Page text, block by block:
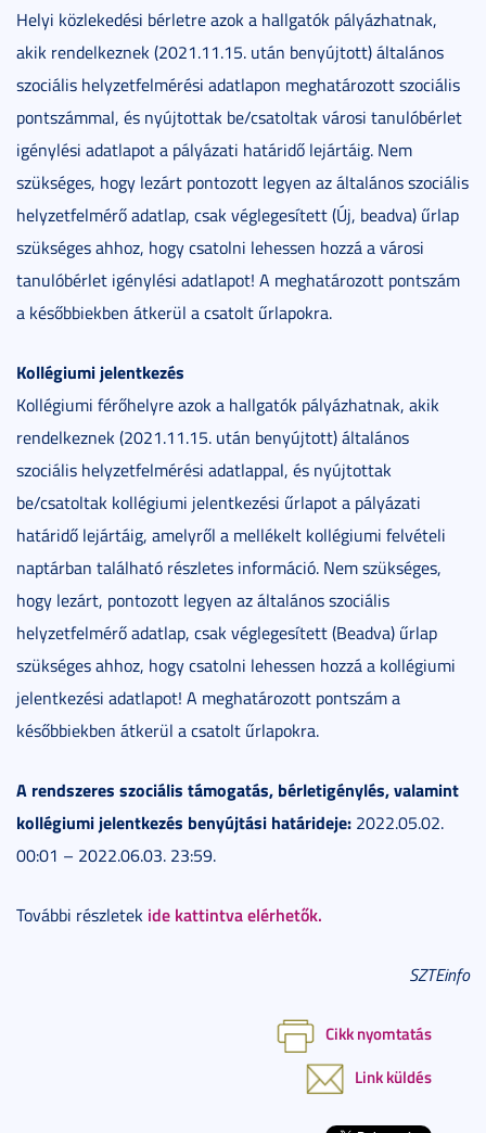
Helyi közlekedési bérletre azok a hallgatók pályázhatnak,
akik rendelkeznek (2021.11.15. után benyújtott) általános
szociális helyzetfelmérési adatlapon meghatározott szociális
pontszámmal, és nyújtottak be/csatoltak városi tanulóbérlet
igénylési adatlapot a pályázati határidő lejártáig. Nem
szükséges, hogy lezárt pontozott legyen az általános szociális
helyzetfelmérő adatlap, csak véglegesített (Új, beadva) űrlap
szükséges ahhoz, hogy csatolni lehessen hozzá a városi
tanulóbérlet igénylési adatlapot! A meghatározott pontszám
a későbbiekben átkerül a csatolt űrlapokra.
Kollégiumi jelentkezés
Kollégiumi férőhelyre azok a hallgatók pályázhatnak, akik
rendelkeznek (2021.11.15. után benyújtott) általános
szociális helyzetfelmérési adatlappal, és nyújtottak
be/csatoltak kollégiumi jelentkezési űrlapot a pályázati
határidő lejártáig, amelyről a mellékelt kollégiumi felvételi
naptárban található részletes információ. Nem szükséges,
hogy lezárt, pontozott legyen az általános szociális
helyzetfelmérő adatlap, csak véglegesített (Beadva) űrlap
szükséges ahhoz, hogy csatolni lehessen hozzá a kollégiumi
jelentkezési adatlapot! A meghatározott pontszám a
későbbiekben átkerül a csatolt űrlapokra.
A rendszeres szociális támogatás, bérletigénylés, valamint
kollégiumi jelentkezés benyújtási határideje: 2022.05.02.
00:01 – 2022.06.03. 23:59.
További részletek ide kattintva elérhetők.
SZTEinfo
Cikk nyomtatás
Link küldés